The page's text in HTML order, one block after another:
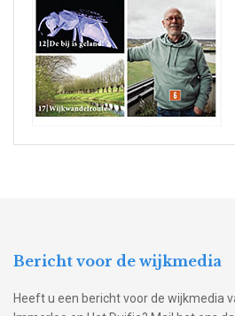
Bericht voor de wijkmedia
Heeft u een bericht voor de wijkmedia